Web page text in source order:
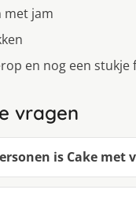
met jam
en nog een
vragen
is Cake met